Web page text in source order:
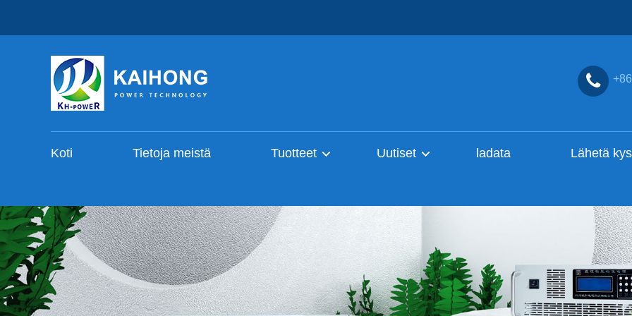
Koti Tietoja meistä Tuotteet Uutiset ladata Lähetä